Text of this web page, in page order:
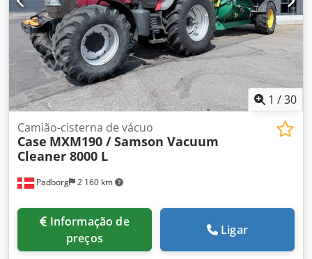
1 /30
Padborg 2 160 km
Camião-cisterna de vácuo
Case MXM190 / Samson Vacuum
Cleaner 8000 L
preços
Ligar